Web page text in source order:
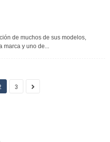
de muchos de sus modelos,
y uno de...
3